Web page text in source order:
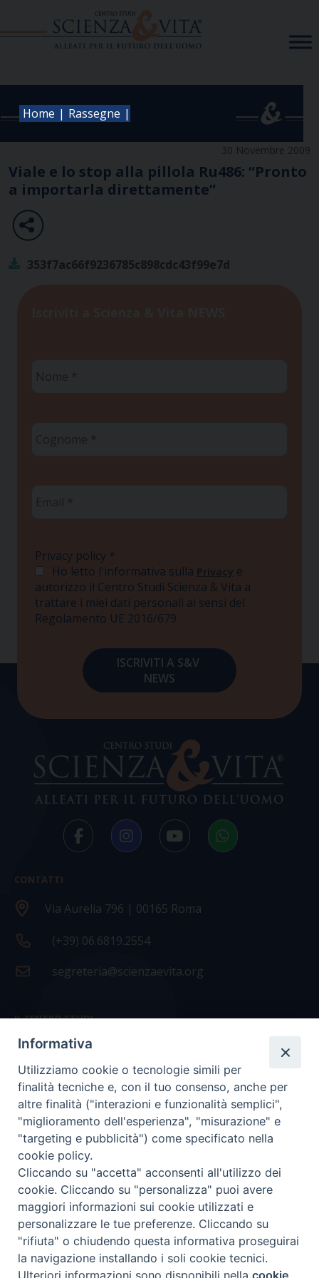
Home | Rassegne |
30 Novembre 2009
Viale e lo stop alla pillola Ru486: “Pronto
a importarla direttamente”
353f7ac66f9236785c898cdc43f99e7d
Privacy policy *
Ho letto l'informativa sulla Privacy e
autorizzo il Centro Studi Scienza & Vita a
trattare i miei dati personali ai sensi del
Regolamento UE 2016/679
CONTATTI
Via Aurelia 796 | 00165 Roma
(+39) 06.6819.2554
segreteria@scienzaevita.org
IL CENTRO STUDI
La nostra storia
Statuto
Presidenza e ufficio presidenza
Consiglio scientifico
Coordinamento nazionale
COPYRIGHT Scienza & Vita - C.F96600690588- Tutti i
diritti -Privacy- Credits
Informativa
Utilizziamo cookie o tecnologie simili per
finalità tecniche e, con il tuo consenso, anche per
altre finalità ("interazioni e funzionalità semplici",
"miglioramento dell'esperienza", "misurazione" e
"targeting e pubblicità") come specificato nella
cookie policy.
Cliccando su "accetta" acconsenti all'utilizzo dei
cookie. Cliccando su "personalizza" puoi avere
maggiori informazioni sui cookie utilizzati e
personalizzare le tue preferenze. Cliccando su
"rifiuta" o chiudendo questa informativa proseguirai
la navigazione installando i soli cookie tecnici.